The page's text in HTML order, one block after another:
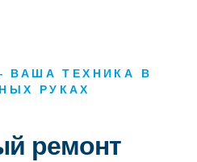
ВАША ТЕХНИКА В
РУКАХ
ремонт